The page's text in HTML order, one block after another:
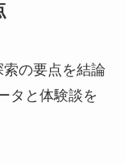
の要点を結論
タと体験談を